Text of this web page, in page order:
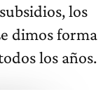
los
dimos forma
los años.